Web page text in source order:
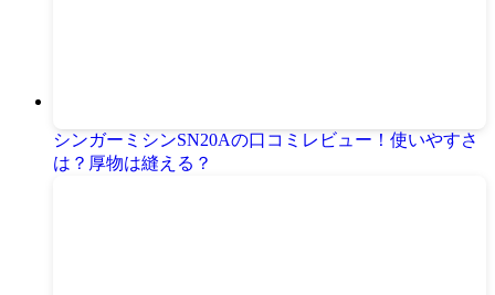
シンガーミシンSN20Aの口コミレビュー！使いやすさ
は？厚物は縫える？